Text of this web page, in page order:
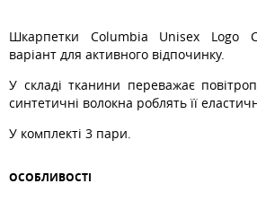
Шкарпетки Columbia Unisex Logo
варіант для активного відпочинку.
У складі тканини переважає
синтетичні волокна роблять її
У комплекті 3 пари.
ОСОБЛИВОСТI